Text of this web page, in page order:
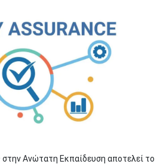
Ανώτατη Εκπαίδευση αποτελεί το